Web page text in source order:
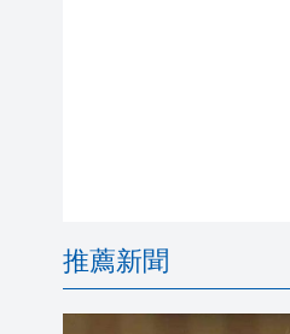
推薦新聞